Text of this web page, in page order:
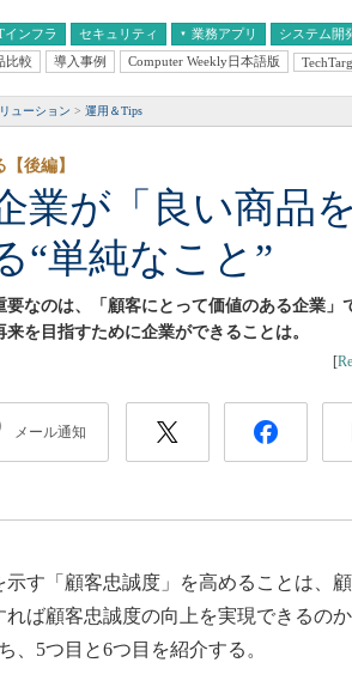
インフラ セキュリティ 業務アプリ
ライズAI
テム
システム開
経営とIT 医療IT
比較 導入事例 Computer Weekly日本語版
ューション 運用＆Tips
業が「良い商品を
“単純なこと”
後編】
なのは、「顧客にとって価値のある企業」
を目指すために企業ができることは。
[
メール通知
す「顧客忠誠度」を高めることは、
ば顧客忠誠度の向上を実現できるの
、5つ目と6つ目を紹介する。